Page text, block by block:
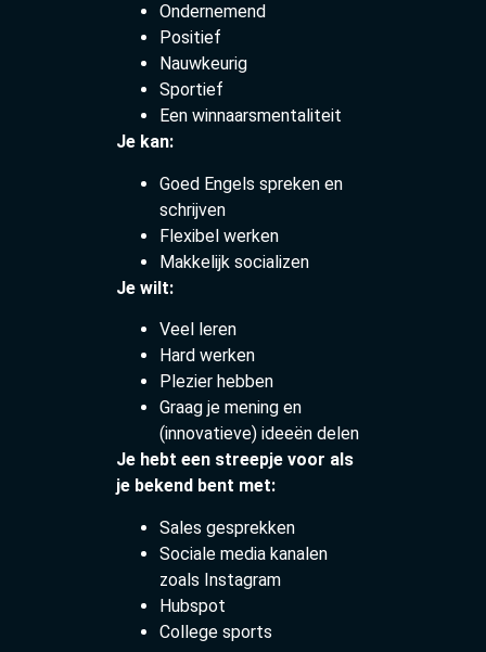
Ondernemend
Positief
Nauwkeurig
Sportief
Een winnaarsmentaliteit
Je kan:
Goed Engels spreken en
schrijven
Flexibel werken
Makkelijk socializen
Je wilt:
Veel leren
Hard werken
Plezier hebben
Graag je mening en
(innovatieve) ideeën delen
Je hebt een streepje voor als
je bekend bent met:
Sales gesprekken
Sociale media kanalen
zoals Instagram
Hubspot
College sports